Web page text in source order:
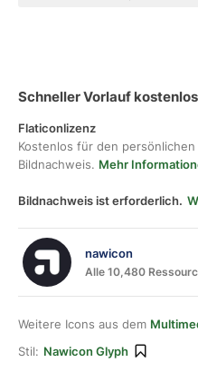
Schneller Vorlauf
Flaticonlizenz
Kostenlos für den
Bildnachweis. Mehr
Bildnachweis ist erforderlich.
nawicon
Alle 10,480
Weitere Icons aus dem
Stil: Nawicon Glyph